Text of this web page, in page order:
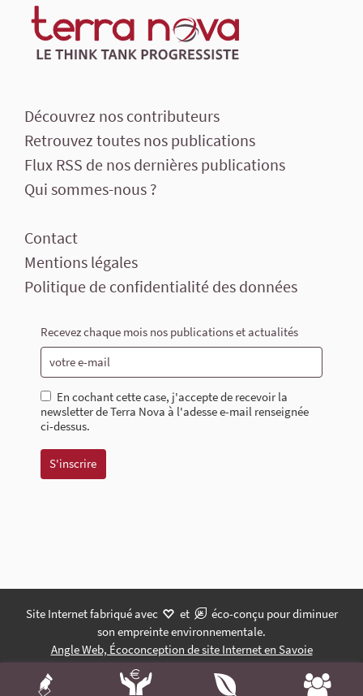
Découvrez nos contributeurs
Retrouvez toutes nos publications
Flux RSS de nos dernières publications
Qui sommes-nous ?
Contact
Mentions légales
Politique de confidentialité des données
Recevez chaque mois nos publications et actualités
En cochant cette case, j'accepte de recevoir la
newsletter de Terra Nova à l'adesse e-mail renseignée
ci-dessus.
Site Internet fabriqué avec et
éco-conçu pour diminuer
son empreinte environnementale.
Angle Web, Écoconception de site Internet en Savoie